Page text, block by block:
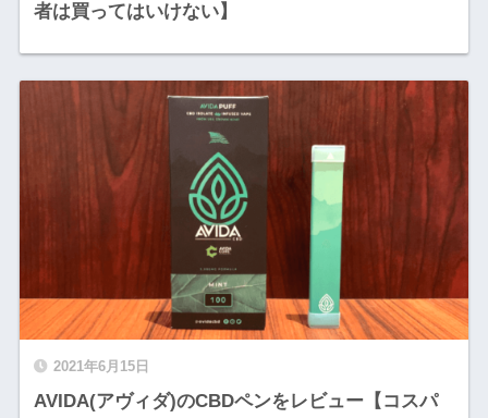
者は買ってはいけない】
2021年6月15日
AVIDA(アヴィダ)のCBDペンをレビュー【コスパ